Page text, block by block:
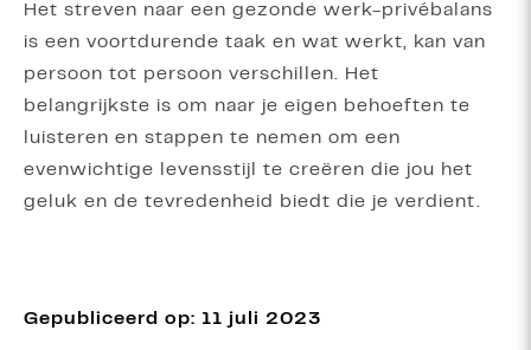
Het streven naar een gezonde werk-privébalans
is een voortdurende taak en wat werkt, kan van
persoon tot persoon verschillen. Het
belangrijkste is om naar je eigen behoeften te
luisteren en stappen te nemen om een
evenwichtige levensstijl te creëren die jou het
geluk en de tevredenheid biedt die je verdient.
Gepubliceerd op: 11 juli 2023